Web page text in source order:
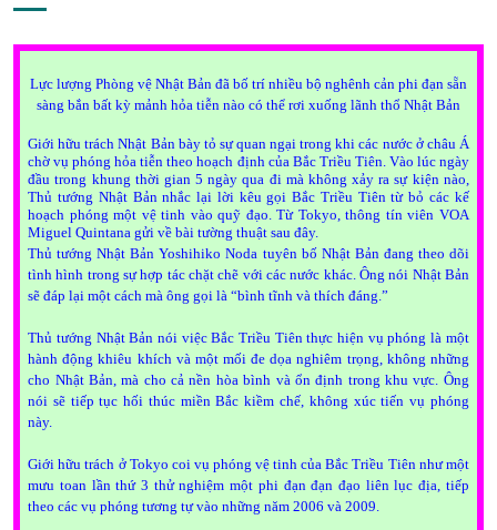
Lực lượng Phòng vệ Nhật Bản đã bố trí nhiều bộ nghênh cản phi đạn sẵn
sàng bắn bất kỳ mảnh hỏa tiễn nào có thể rơi xuống lãnh thổ Nhật Bản
Giới hữu trách Nhật Bản bày tỏ sự quan ngại trong khi các nước ở châu Á
chờ vụ phóng hỏa tiễn theo hoạch định của Bắc Triều Tiên. Vào lúc ngày
đầu trong khung thời gian 5 ngày qua đi mà không xảy ra sự kiện nào,
Thủ tướng Nhật Bản nhắc lại lời kêu gọi Bắc Triều Tiên từ bỏ các kế
hoạch phóng một vệ tinh vào quỹ đạo. Từ Tokyo, thông tín viên VOA
Miguel Quintana gửi về bài tường thuật sau đây.
Thủ tướng Nhật Bản Yoshihiko Noda tuyên bố Nhật Bản đang theo dõi
tình hình trong sự hợp tác chặt chẽ với các nước khác. Ông nói Nhật Bản
sẽ đáp lại một cách mà ông gọi là “bình tĩnh và thích đáng.”
Thủ tướng Nhật Bản nói việc Bắc Triều Tiên thực hiện vụ phóng là một
hành động khiêu khích và một mối đe dọa nghiêm trọng, không những
cho Nhật Bản, mà cho cả nền hòa bình và ổn định trong khu vực. Ông
nói sẽ tiếp tục hối thúc miền Bắc kiềm chế, không xúc tiến vụ phóng
này.
Giới hữu trách ở Tokyo coi vụ phóng vệ tinh của Bắc Triều Tiên như một
mưu toan lần thứ 3 thử nghiệm một phi đạn đạn đạo liên lục địa, tiếp
theo các vụ phóng tương tự vào những năm 2006 và 2009.